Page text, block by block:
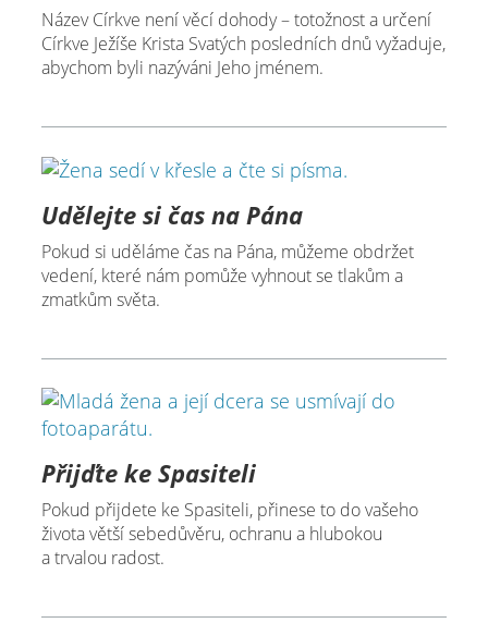
Název Církve není věcí dohody – totožnost a určení
Církve Ježíše Krista Svatých posledních dnů vyžaduje,
abychom byli nazýváni Jeho jménem.
Udělejte si čas na Pána
Pokud si uděláme čas na Pána, můžeme obdržet
vedení, které nám pomůže vyhnout se tlakům a
zmatkům světa.
Přijďte ke Spasiteli
Pokud přijdete ke Spasiteli, přinese to do vašeho
života větší sebedůvěru, ochranu a hlubokou
a trvalou radost.